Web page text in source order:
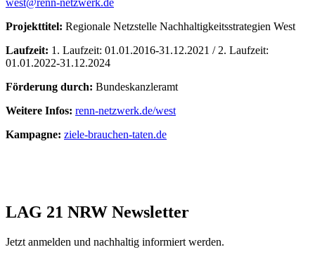
Projekttitel: Regionale Netzstelle Nachhaltigkeitsstrategien West
Laufzeit: 1. Laufzeit: 01.01.2016-31.12.2021 / 2. Laufzeit:
01.01.2022-31.12.2024
Förderung durch: Bundeskanzleramt
Weitere Infos: renn-netzwerk.de/west
Kampagne: ziele-brauchen-taten.de
LAG 21 NRW Newsletter
Jetzt anmelden und nachhaltig informiert werden.